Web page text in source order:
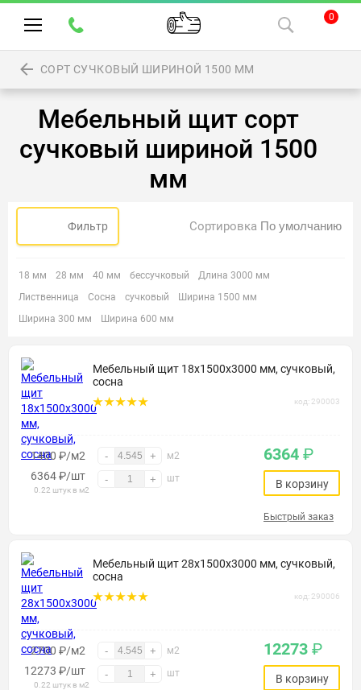
0
СОРТ СУЧКОВЫЙ ШИРИНОЙ 1500 ММ
Мебельный щит сорт
сучковый шириной 1500
мм
Фильтр Сортировка
18 мм 28 мм 40 мм бессучковый
Длина 3000 мм
Лиственница
Сосна сучковый
Ширина 1500 мм
Ширина 300 мм
Ширина 600 мм
Мебельный щит 18х1500х3000 мм, сучковый,
сосна
код: 290003
1400 ₽/м2 - + м2
6364₽/шт
0.22 штук в м2
- + шт
6364 ₽
В корзину
Быстрый заказ
Мебельный щит 28х1500х3000 мм, сучковый,
сосна
код: 290006
2700 ₽/м2 - + м2
12273 ₽/шт
0.22 штук в м2
- + шт
12273 ₽
В корзину